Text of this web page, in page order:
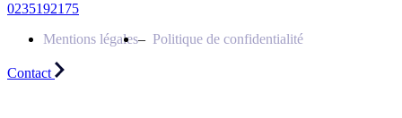
0235192175
Mentions légales
Politique de confidentialité
Contact